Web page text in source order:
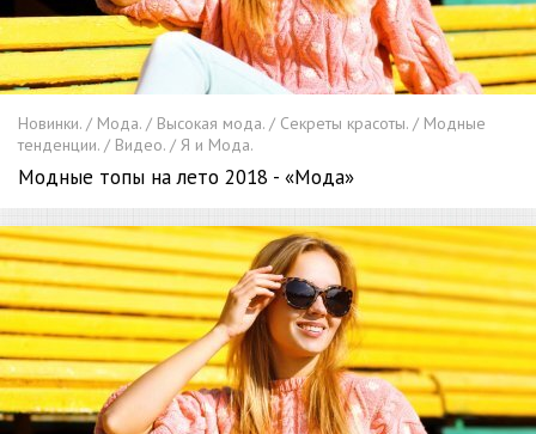
Новинки. / Мода. / Высокая мода. / Секреты красоты. / Модные
тенденции. / Видео. / Я и Мода.
Модные топы на лето 2018 - «Мода»